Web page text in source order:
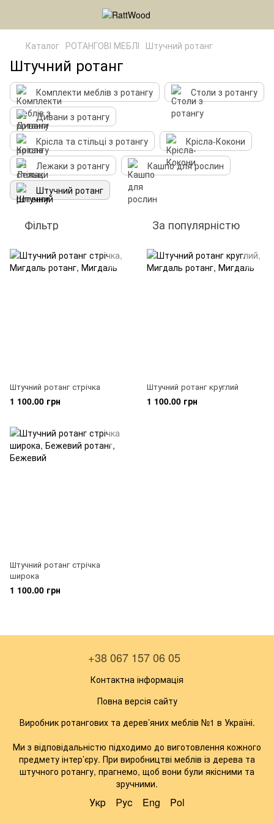
Каталог РОТАНГОВІ МЕБЛІ Штучний ротанг
Штучний ротанг
Комплекти меблів з ротангу
Столи з ротангу
Дивани з ротангу
Крісла та стільці з ротангу
Крісла-Кокони
Лежаки з ротангу
Кашпо для рослин
Штучний ротанг
Фільтр За популярністю
Штучний ротанг стрічка
1 100.00 грн
Штучний ротанг круглий
1 100.00 грн
Штучний ротанг стрічка
широка
1 100.00 грн
+38 067 157 06 05
Контактна інформація
Повна версія сайту
Виробник ротангових та дерев’яних меблів №1 в Україні.
Ми з відповідальністю підходимо до виготовлення кожного
предмету інтер’єру. При виробництві меблів із дерева та
штучного ротангу, прагнемо, щоб вони були якісними та
зручними.
Укр Рус Eng Pol